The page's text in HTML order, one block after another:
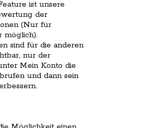
ist unsere
der
(Nur für
möglich).
sind für die anderen
nur der
Mein Konto die
und dann sein